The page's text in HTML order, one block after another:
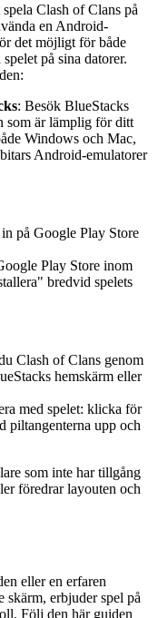
Clash of Clans på
en Android-
det möjligt för både
på sina datorer.
: Besök BlueStacks
som är lämplig för ditt
Windows och Mac,
Android-emulatorer
på Google Play Store
Play Store inom
bredvid spelets
Clash of Clans genom
hemskärm eller
med spelet: klicka för
piltangenterna upp och
som inte har tillgång
föredrar layouten och
eller en erfaren
skärm, erbjuder spel på
Följ den här guiden